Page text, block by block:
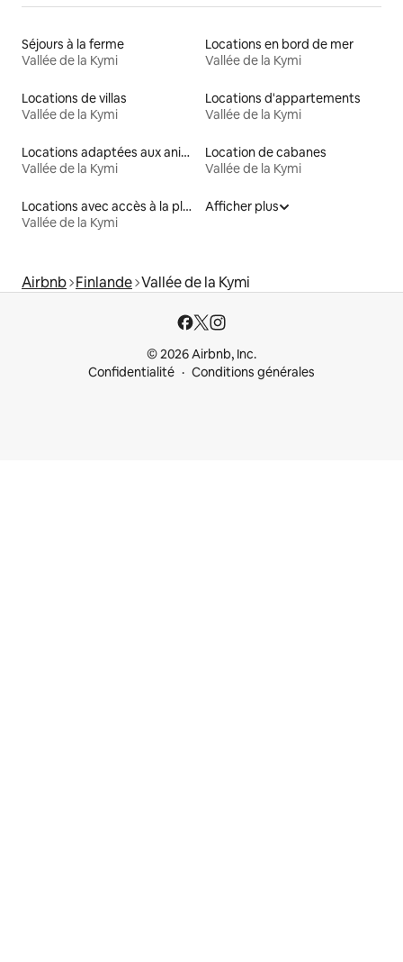
Séjours à la ferme
Vallée de la Kymi
Locations en bord de mer
Vallée de la Kymi
Locations de villas
Vallée de la Kymi
Locations d'appartements
Vallée de la Kymi
Locations adaptées aux animaux
Vallée de la Kymi
Location de cabanes
Vallée de la Kymi
Locations avec accès à la plage
Vallée de la Kymi
Afficher plus
Airbnb Finlande Vallée de la Kymi
© 2026 Airbnb, Inc.
Confidentialité
Conditions générales